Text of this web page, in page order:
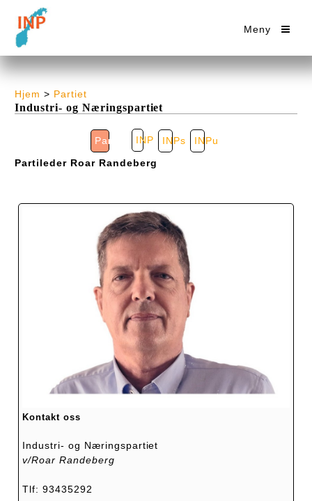
Meny
Hjem > Partiet
Industri- og Næringspartiet
Partiet INP INPs INPu
Partileder Roar Randeberg
Kontakt oss
Industri- og Næringspartiet
v/Roar Randeberg
Tlf: 93435292